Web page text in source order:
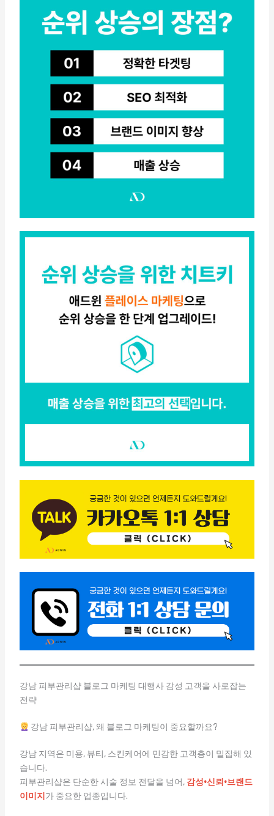
강남 피부관리샵 블로그 마케팅 대행사 감성 고객을 사로잡는
전략
강남 피부관리샵, 왜 블로그 마케팅이 중요할까요?
강남 지역은 미용, 뷰티, 스킨케어에 민감한 고객층이 밀집해 있
습니다.
피부관리샵은 단순한 시술 정보 전달을 넘어, 감성·신뢰·브랜드
이미지 가 중요한 업종입니다.